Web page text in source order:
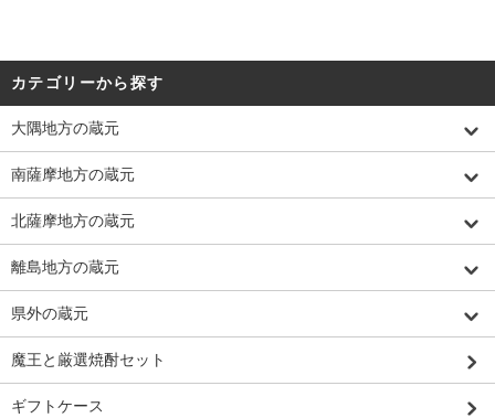
カテゴリーから探す
大隅地方の蔵元
南薩摩地方の蔵元
北薩摩地方の蔵元
離島地方の蔵元
県外の蔵元
魔王と厳選焼酎セット
ギフトケース